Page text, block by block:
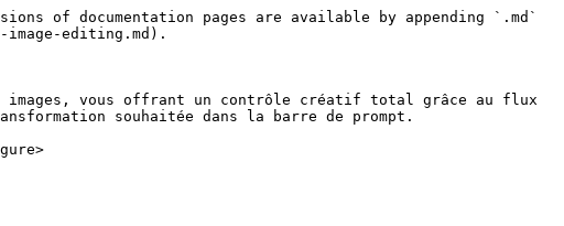
of documentation pages are available by appending `.md`
editing.md).
images, vous offrant un contrôle créatif total grâce au flux
souhaitée dans la barre de prompt.